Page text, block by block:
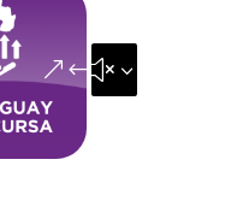
&#x35;